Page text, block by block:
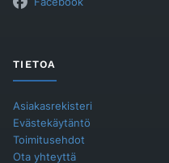
TIETOA
Asiakasrekisteri
Evästekäytäntö
Toimitusehdot
Ota yhteyttä